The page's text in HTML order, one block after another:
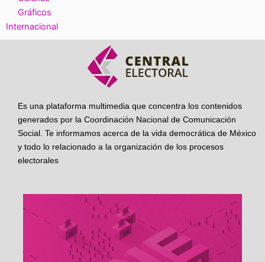
Gráficos
Internacional
Es una plataforma multimedia que concentra los contenidos
generados por la Coordinación Nacional de Comunicación
Social. Te informamos acerca de la vida democrática de México
y todo lo relacionado a la organización de los procesos
electorales